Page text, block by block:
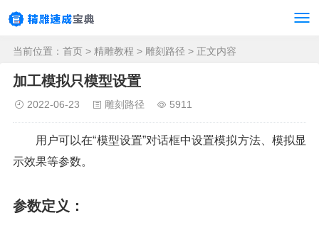
当前位置： 首页 > 精雕教程 > 雕刻路径 > 正文内容
加工模拟只模型设置
2022-06-23 雕刻路径 5911
用户可以在“模型设置”对话框中设置模拟方法、模拟显
示效果等参数。
参数定义：